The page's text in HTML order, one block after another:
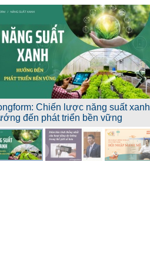
Chiến lược năng suất xanh
đến phát triển bền vững